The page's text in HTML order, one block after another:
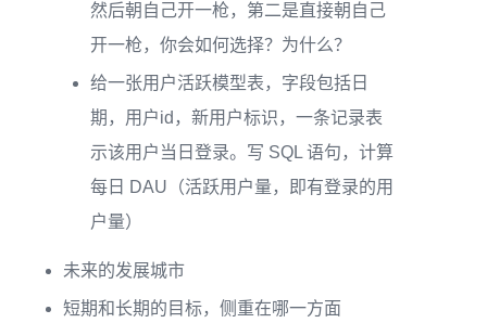
然后朝自己开一枪，第二是直接朝自己
开一枪，你会如何选择？为什么？
给一张用户活跃模型表，字段包括日
期，用户id，新用户标识，一条记录表
示该用户当日登录。写 SQL 语句，计算
每日 DAU（活跃用户量，即有登录的用
户量）
未来的发展城市
短期和长期的目标，侧重在哪一方面